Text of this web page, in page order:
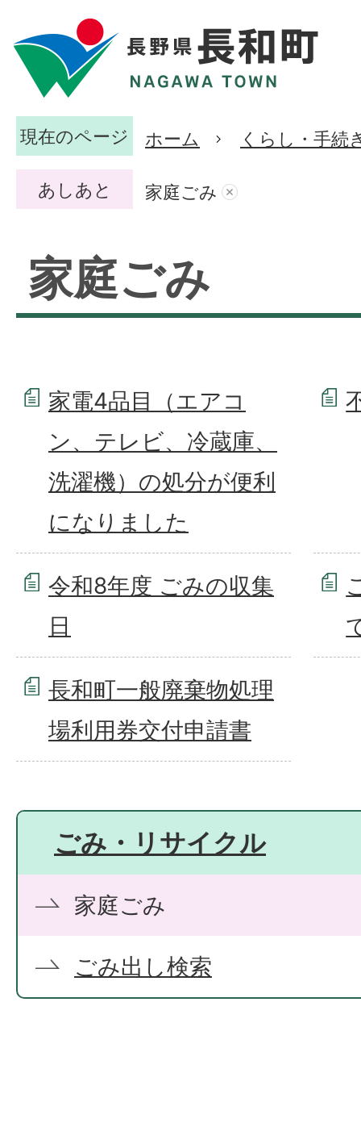
現在のページ ホーム くらし・手続
あしあと 家庭ごみ
家庭ごみ
家電4品目（エアコ
ン、テレビ、冷蔵庫、
洗濯機）の処分が便利
になりました
令和8年度 ごみの収集
日
長和町一般廃棄物処理
場利用券交付申請書
ごみ・リサイクル
家庭ごみ
ごみ出し検索